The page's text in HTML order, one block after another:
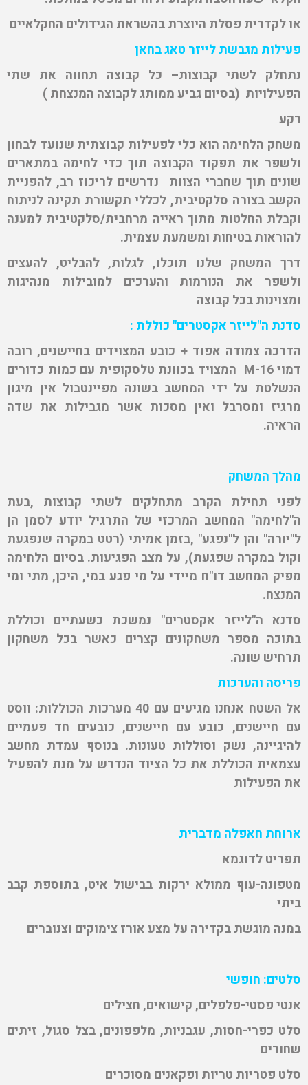
או לקדרית פסלת היוצרת בהשראת הגידולים החקלאיים
פעילות מגבשת לייזר טאג בחאן
נתחלק לשתי קבוצות– כל קבוצה תחווה את שתי
הפעילויות (בסיום גביע ממותג לקבוצה המנצחת )
רקע
משחק הלחימה הוא כלי לפעילות קבוצתית שנועד לבחון
ולשפר את תפקוד הקבוצה תוך כדי לחימה במתארים
שונים תוך שחברי הצוות נדרשים לריכוז רב, להפניית
הקשב בצורה סלקטיבית, לכללי תקשורת תקינה לניתוח
וקבלת החלטות מתוך ראייה מרחבית/סלקטיבית למענה
להוראות בטיחות ומשמעת עצמית.
דרך המשחק שלנו תוכלו, לגלות, להבליט, להעצים
ולשפר את הנורמות והערכים למובילות מנהיגות
ומצוינות בכל קבוצה
סדנת ה"לייזר אקסטרים" כוללת :
הדרכה צמודה אפוד + כובע המצוידים בחיישנים, רובה
דמוי M-16 המצויד בכוונת טלסקופית עם כמות כדורים
הנשלטת על ידי המחשב בשונה מפיינטבול אין מיגון
מרגיז ומסרבל ואין מסכות אשר מגבילות את שדה
הראיה.
מהלך המשחק
לפני תחילת הקרב מתחלקים לשתי קבוצות ,בעת
ה"לחימה" המחשב המרכזי של התרגיל יודע לסמן הן
ל"יורה" והן ל"נפגע" ,בזמן אמיתי (רטט במקרה שנפגעת
וקול במקרה שפגעת), על מצב הפגיעות. בסיום הלחימה
מפיק המחשב דו"ח מיידי על מי פגע במי, היכן, מתי ומי
המנצח.
סדנא ה"לייזר אקסטרים" נמשכת כשעתיים וכוללת
בתוכה מספר משחקונים קצרים כאשר בכל משחקון
תרחיש שונה.
פריסה והערכות
אל השטח אנחנו מגיעים עם 40 מערכות הכוללות: ווסט
עם חיישנים, כובע עם חיישנים, כובעים חד פעמיים
להיגיינה, נשק וסוללות טעונות. בנוסף עמדת מחשב
עצמאית הכוללת את כל הציוד הנדרש על מנת להפעיל
את הפעילות
ארוחת חאפלה מדברית
תפריט לדוגמא
מטפונה-עוף ממולא ירקות בבישול איט, בתוספת קבב
ביתי
במנה מוגשת בקדירה על מצע אורז צימוקים וצנוברים
סלטים: חופשי
אנטי פסטי-פלפלים, קישואים, חצילים
סלט כפרי-חסות, עגבניות, מלפפונים, בצל סגול, זיתים
שחורים
סלט פטריות טריות ופקאנים מסוכרים